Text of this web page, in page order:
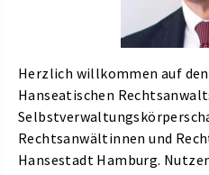
Herzlich willkommen auf
Hanseatischen
Rechtsanwältinnen und
Hansestadt Hamburg.